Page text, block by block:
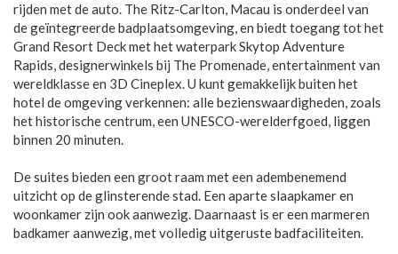
rijden met de auto. The Ritz-Carlton, Macau is onderdeel van
de geïntegreerde badplaatsomgeving, en biedt toegang tot het
Grand Resort Deck met het waterpark Skytop Adventure
Rapids, designerwinkels bij The Promenade, entertainment van
wereldklasse en 3D Cineplex. U kunt gemakkelijk buiten het
hotel de omgeving verkennen: alle bezienswaardigheden, zoals
het historische centrum, een UNESCO-werelderfgoed, liggen
binnen 20 minuten.
De suites bieden een groot raam met een adembenemend
uitzicht op de glinsterende stad. Een aparte slaapkamer en
woonkamer zijn ook aanwezig. Daarnaast is er een marmeren
badkamer aanwezig, met volledig uitgeruste badfaciliteiten.